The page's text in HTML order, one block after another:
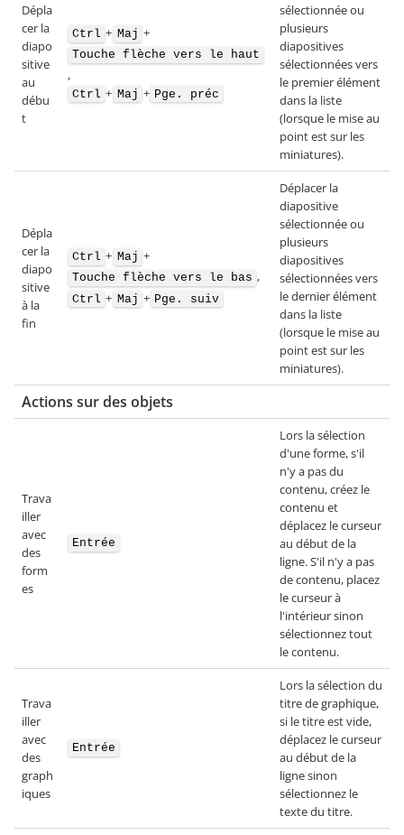
Dépla
cer la
diapo
sitive
au
débu
t
Ctrl + Maj +
Touche flèche vers le haut
,
Ctrl + Maj + Pge. préc
sélectionnée ou
plusieurs
diapositives
sélectionnées vers
le premier élément
dans la liste
(lorsque le mise au
point est sur les
miniatures).
Dépla
cer la
diapo
sitive
à la
fin
Ctrl + Maj +
Touche flèche vers le bas ,
Ctrl + Maj + Pge. suiv
Déplacer la
diapositive
sélectionnée ou
plusieurs
diapositives
sélectionnées vers
le dernier élément
dans la liste
(lorsque le mise au
point est sur les
miniatures).
Actions sur des objets
Trava
iller
avec
des
form
es
Entrée
Lors la sélection
d'une forme, s'il
n'y a pas du
contenu, créez le
contenu et
déplacez le curseur
au début de la
ligne. S'il n'y a pas
de contenu, placez
le curseur à
l'intérieur sinon
sélectionnez tout
le contenu.
Trava
iller
avec
des
graph
iques
Entrée
Lors la sélection du
titre de graphique,
si le titre est vide,
déplacez le curseur
au début de la
ligne sinon
sélectionnez le
texte du titre.